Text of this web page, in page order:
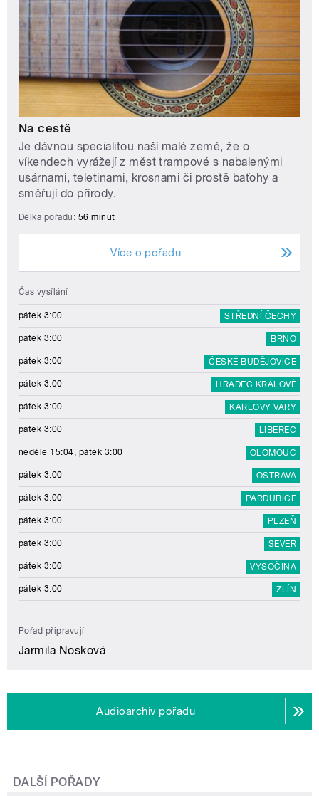
Na cestě
Je dávnou specialitou naší malé země, že o
víkendech vyrážejí z měst trampové s nabalenými
usárnami, teletinami, krosnami či prostě baťohy a
směřují do přírody.
Délka pořadu: 56 minut
Více o pořadu
Čas vysílání
pátek 3:00 STŘEDNÍ ČECHY
pátek 3:00 BRNO
pátek 3:00 ČESKÉ BUDĚJOVICE
pátek 3:00 HRADEC KRÁLOVÉ
pátek 3:00 KARLOVY VARY
pátek 3:00 LIBEREC
neděle 15:04, pátek 3:00 OLOMOUC
pátek 3:00 OSTRAVA
pátek 3:00 PARDUBICE
pátek 3:00 PLZEŇ
pátek 3:00 SEVER
pátek 3:00 VYSOČINA
pátek 3:00 ZLÍN
Pořad připravují
Jarmila Nosková
Audioarchiv pořadu
DALŠÍ POŘADY